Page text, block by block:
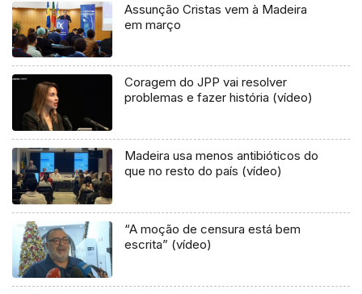
Assunção Cristas vem à Madeira
em março
Coragem do JPP vai resolver
problemas e fazer história (vídeo)
Madeira usa menos antibióticos do
que no resto do país (vídeo)
“A moção de censura está bem
escrita” (vídeo)